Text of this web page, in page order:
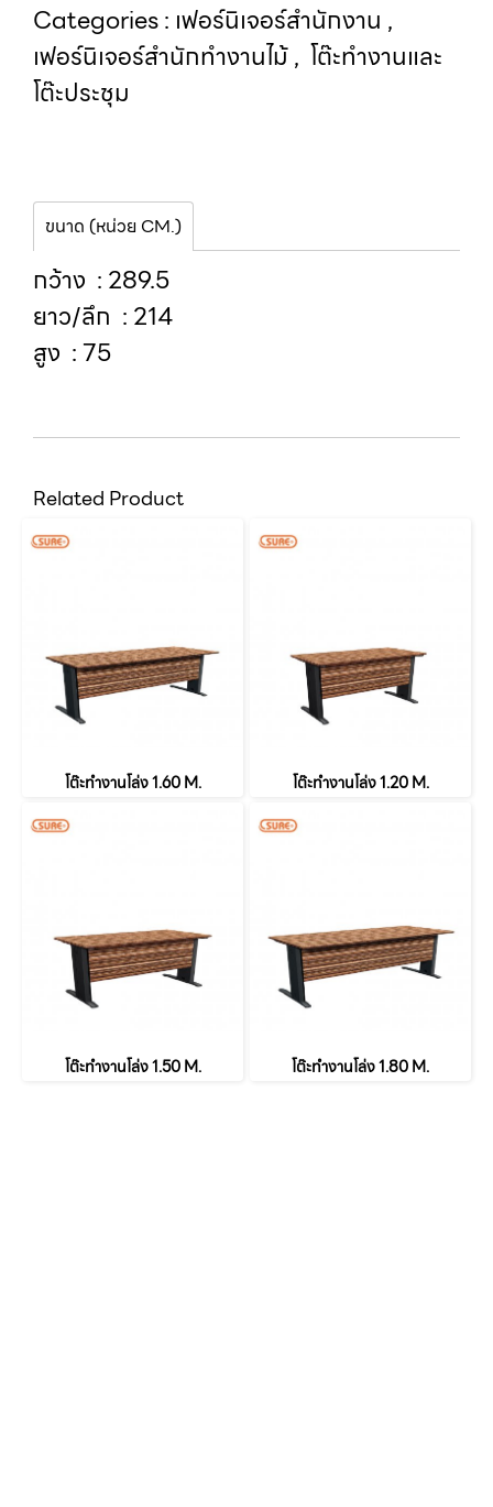
Categories : เฟอร์นิเจอร์สำนักงาน ,
เฟอร์นิเจอร์สำนักทำงานไม้, โต๊ะทำงานและ
โต๊ะประชุม
ขนาด (หน่วย CM.)
กว้าง : 289.5
ยาว/ลึก : 214
สูง : 75
Related Product
โต๊ะทำงานโล่ง 1.60 M. โต๊ะทำงานโล่ง 1.20 M.
โต๊ะทำงานโล่ง 1.50 M. โต๊ะทำงานโล่ง 1.80 M.